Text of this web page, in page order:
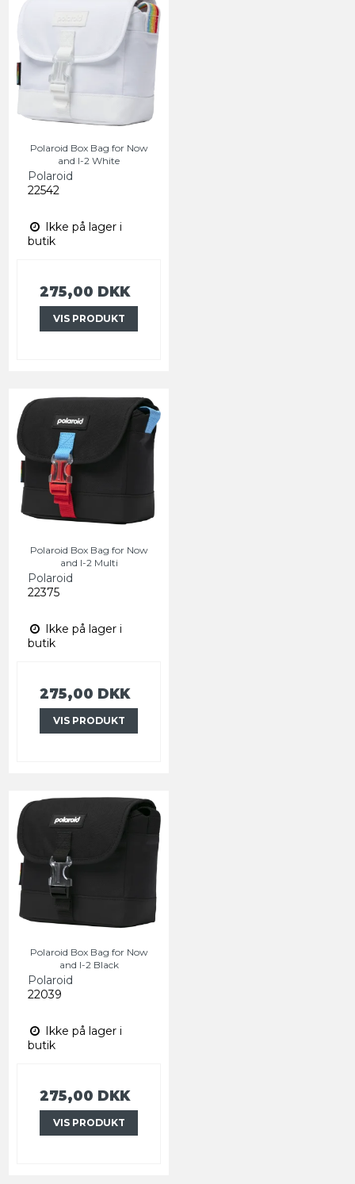
Polaroid Box Bag for Now
and I-2 White
Polaroid
22542
Ikke på lager i
butik
275,00 DKK
VIS PRODUKT
Polaroid Box Bag for Now
and I-2 Multi
Polaroid
22375
Ikke på lager i
butik
275,00 DKK
VIS PRODUKT
Polaroid Box Bag for Now
and I-2 Black
Polaroid
22039
Ikke på lager i
butik
275,00 DKK
VIS PRODUKT